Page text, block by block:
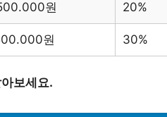
원 20%
원 30%
보세요.